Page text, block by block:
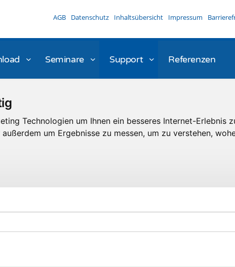
Technologien um Ihnen ein besseres Internet-Erlebnis
um Ergebnisse zu messen, um zu verstehen,
Seminare Support Referenzen
AGB Datenschutz Inhaltsübersicht Impressum